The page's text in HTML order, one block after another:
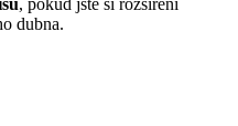
dubna.